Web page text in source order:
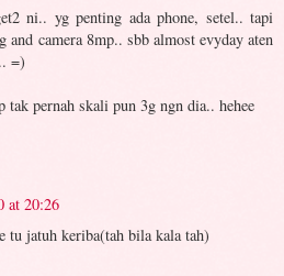
ni.. yg penting ada phone, setel.. tapi
and camera 8mp.. sbb almost evyday aten
=)
pernah skali pun 3g ngn dia.. hehee
at 20:26
tu jatuh keriba(tah bila kala tah)